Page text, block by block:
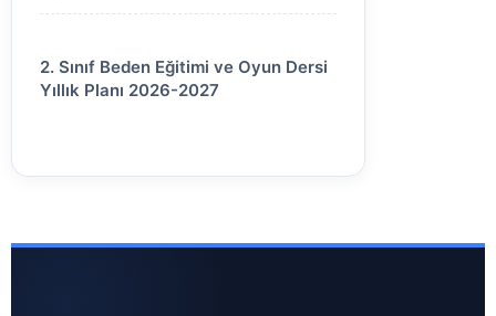
2. Sınıf Beden Eğitimi ve Oyun Dersi
Yıllık Planı 2026-2027